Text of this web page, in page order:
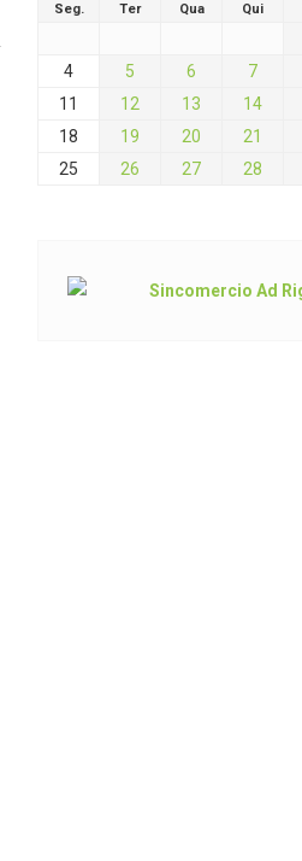
Seg. Ter Qua Qui
4
5 6 7
11
12 13 14
18
19 20 21
25
26 27 28